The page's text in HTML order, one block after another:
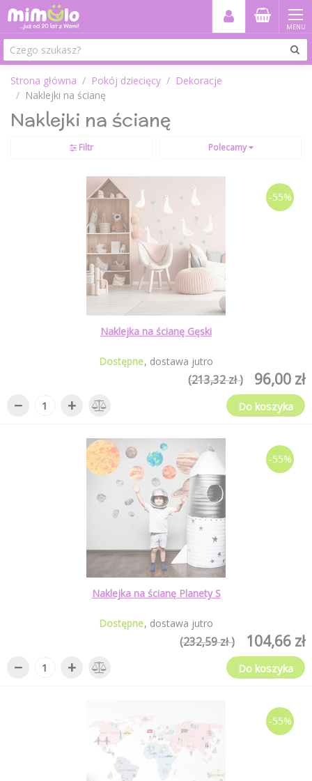
MENU
Strona główna Pokój dziecięcy
Dekoracje
Naklejki na ścianę
Naklejki na ścianę
Filtr Polecamy
-55%
Naklejka na ścianę Gęski
Dostępne dostawa jutro
96,00 zł
(213,32 zł )
− + Do koszyka
-55%
Naklejka na ścianę Planety S
Dostępne dostawa jutro
104,66 zł
(232,59 zł )
− + Do koszyka
-55%